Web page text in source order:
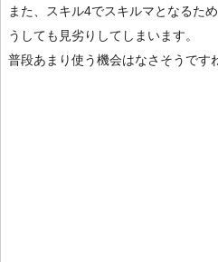
また、スキル4でスキルマとなるた
うしても見劣りしてしまいます。
普段あまり使う機会はなさそうです